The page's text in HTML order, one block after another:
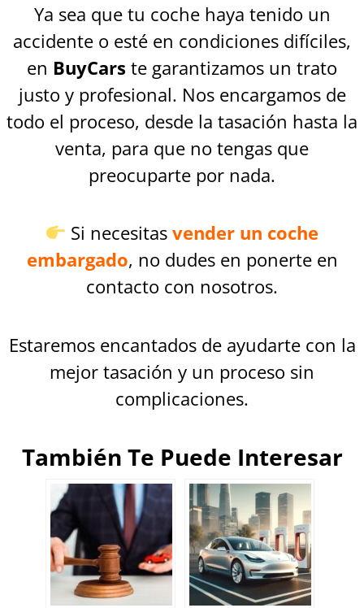
Ya sea que tu coche haya tenido un
accidente o esté en condiciones difíciles,
en BuyCars te garantizamos un trato
justo y profesional. Nos encargamos de
todo el proceso, desde la tasación hasta la
venta, para que no tengas que
preocuparte por nada.
Si necesitasvender un coche
embargado, no dudes en ponerte en
contacto con nosotros.
Estaremos encantados de ayudarte con la
mejor tasación y un proceso sin
complicaciones.
También Te Puede Interesar